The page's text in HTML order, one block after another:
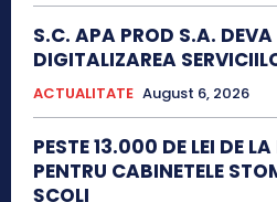
S.C. APA PROD S.A.
DIGITALIZAREA
ACTUALITATE August 6, 2026
PESTE 13.000 DE LEI DE
PENTRU CABINETELE
ȘCOLI